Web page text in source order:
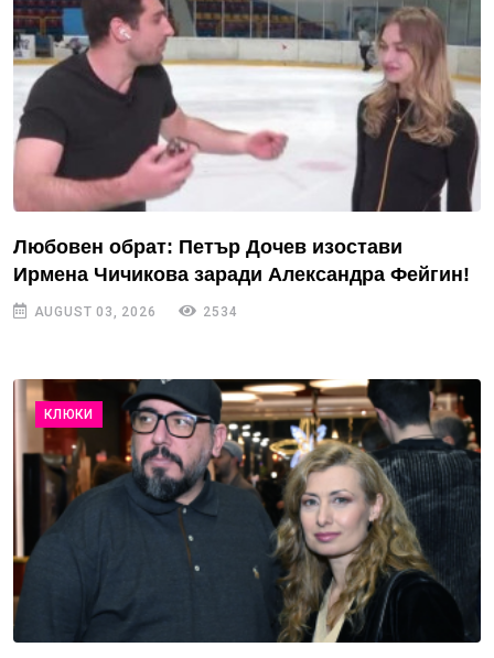
Любовен обрат: Петър Дочев изостави
Ирмена Чичикова заради Александра Фейгин!
AUGUST 03, 2026 2534
КЛЮКИ